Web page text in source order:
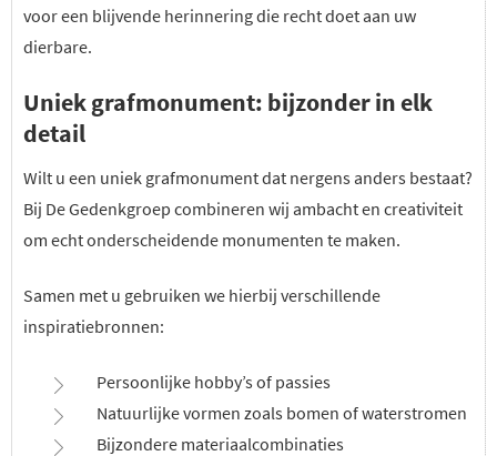
voor een blijvende herinnering die recht doet aan uw
dierbare.
Uniek grafmonument: bijzonder in elk
detail
Wilt u een uniek grafmonument dat nergens anders bestaat?
Bij De Gedenkgroep combineren wij ambacht en creativiteit
om echt onderscheidende monumenten te maken.
Samen met u gebruiken we hierbij verschillende
inspiratiebronnen:
Persoonlijke hobby’s of passies
Natuurlijke vormen zoals bomen of waterstromen
Bijzondere materiaalcombinaties